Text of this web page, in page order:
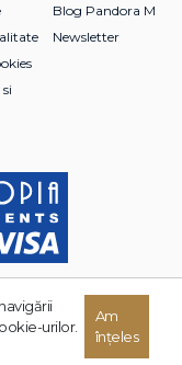
Blog Pandora M
Newsletter
rezervate.
urilor.
Am
înțeles